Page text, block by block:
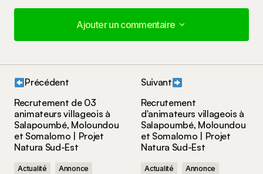
Ajouter un commentaire
Ajouter un commentaire
champs obligatoires sont indiqués avec
Votre commentaire
Précédent
Recrutement de 03
animateurs villageois à
Salapoumbé, Moloundou
et Somalomo | Projet
Natura Sud-Est
Actualité
Annonce
Suivant
Recrutement
d'animateurs villageois à
Salapoumbé, Moloundou
et Somalomo | Projet
Natura Sud-Est
Actualité
Annonce